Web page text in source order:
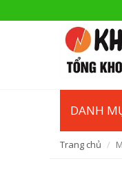
DANH
Trang chủ